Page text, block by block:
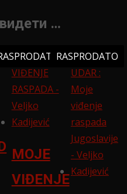
…
MOJE
VIĐENJE
RASPRODATO